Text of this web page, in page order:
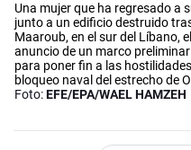
Una mujer que ha regresado a
junto a un edificio destruido
Maaroub, en el sur del Líbano,
anuncio de un marco
para poner fin a las
bloqueo naval del estrecho de
Foto:EFE/EPA/WAEL HAMZEH